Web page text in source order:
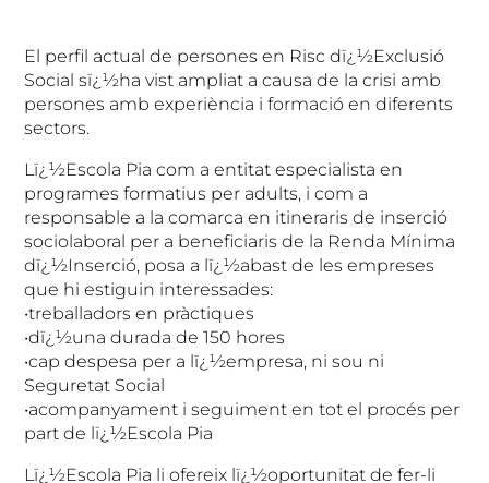
El perfil actual de persones en Risc dï¿½Exclusió
Social sï¿½ha vist ampliat a causa de la crisi amb
persones amb experiència i formació en diferents
sectors.
Lï¿½Escola Pia com a entitat especialista en
programes formatius per adults, i com a
responsable a la comarca en itineraris de inserció
sociolaboral per a beneficiaris de la Renda Mínima
dï¿½Inserció, posa a lï¿½abast de les empreses
que hi estiguin interessades:
•treballadors en pràctiques
•dï¿½una durada de 150 hores
•cap despesa per a lï¿½empresa, ni sou ni
Seguretat Social
•acompanyament i seguiment en tot el procés per
part de lï¿½Escola Pia
Lï¿½Escola Pia li ofereix lï¿½oportunitat de fer-li